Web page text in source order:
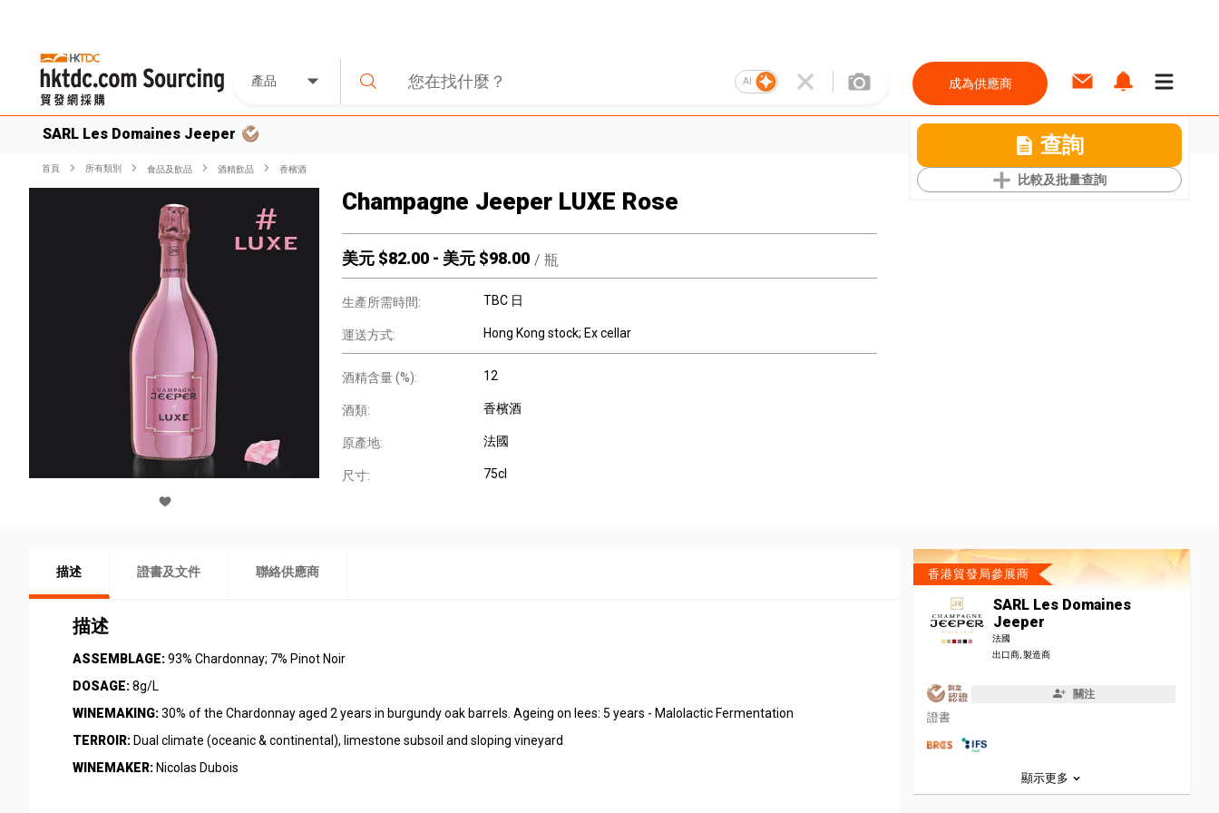
產品 AI 成為供應商
SARL Les Domaines Jeeper 查詢
比較及批量查詢
首頁 所有類別 食品及飲品 酒精飲品 香檳酒
Champagne Jeeper LUXE Rose
美元 $82.00 - 美元 $98.00 / 瓶
生產所需時間: TBC 日
運送方式: Hong Kong stock; Ex cellar
酒精含量 (%): 12
酒類: 香檳酒
原產地: 法國
尺寸: 75cl
描述 證書及文件 聯絡供應商
描述
ASSEMBLAGE:93% Chardonnay; 7% Pinot Noir
DOSAGE:8g/L
WINEMAKING:30% of the Chardonnay aged 2 years in burgundy oak barrels. Ageing on lees: 5 years - Malolactic Fermentation
TERROIR: Dual climate (oceanic & continental), limestone subsoil and sloping vineyard
WINEMAKER: Nicolas Dubois
香港貿發局參展商
SARL Les Domaines
Jeeper
法國
出口商, 製造商
關注
證書
顯示更多